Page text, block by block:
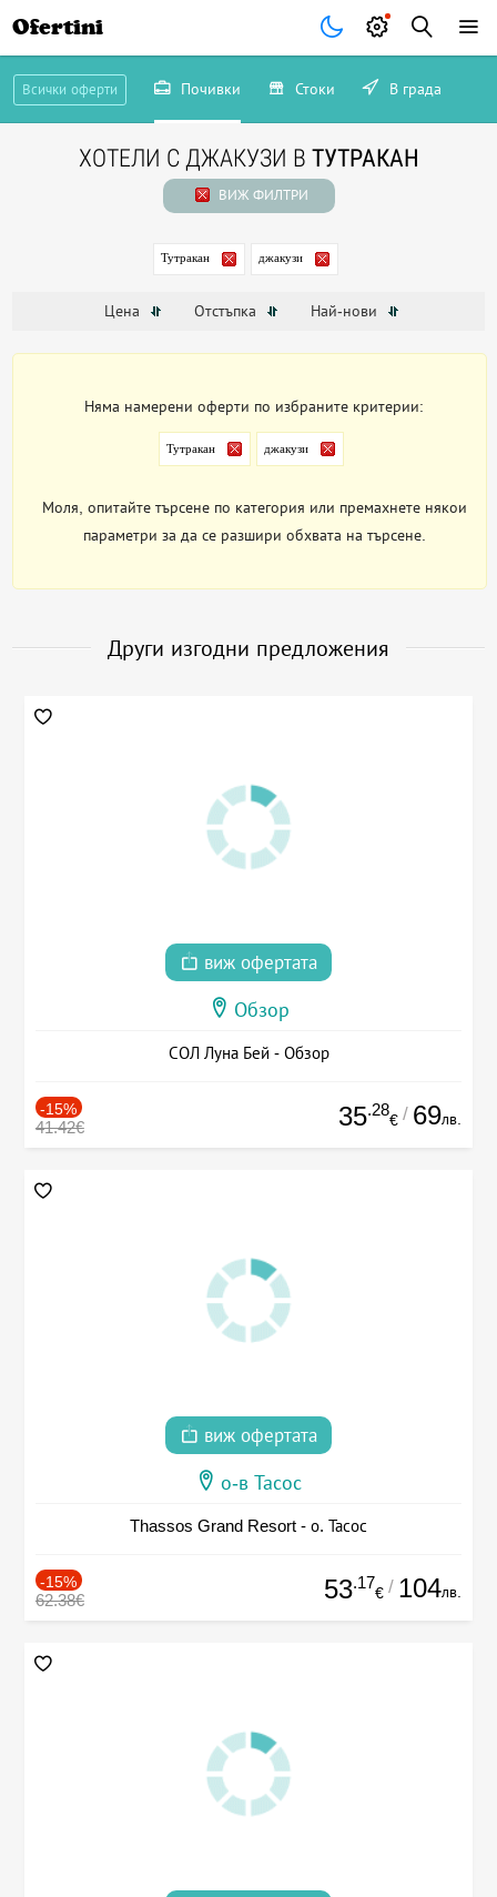
Ofertini
Всички оферти Почивки Стоки В града
ХОТЕЛИ С ДЖАКУЗИ В ТУТРАКАН
ВИЖ ФИЛТРИ
Тутракан джакузи
Цена Отстъпка Най-нови
Няма намерени оферти по избраните критерии:
Тутракан джакузи
Моля, опитайте търсене по категория или премахнете някои
параметри за да се разшири обхвата на търсене.
Други изгодни предложения
виж офертата
Обзор
СОЛ Луна Бей - Обзор
-15%
41.42€ 35.28
€ / 69лв.
виж офертата
о-в Тасос
Thassos Grand Resort - о. Тасос
-15%
62.38€ 53.17
€ / 104лв.